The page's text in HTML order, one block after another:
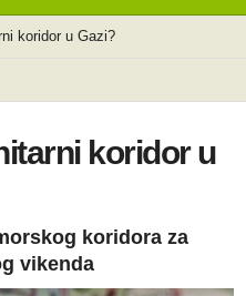
koridor u Gazi?
koridor u
koridora za
vikenda